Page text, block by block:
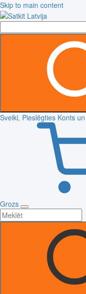
Skip to main content
Sveiki, Pieslēgties Konts
Grozs